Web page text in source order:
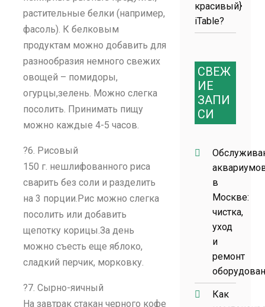
растительные белки (например,
фасоль). К белковым
продуктам можно добавить для
разнообразия немного свежих
овощей – помидоры,
огурцы,зелень. Можно слегка
посолить. Принимать пищу
можно каждые 4-5 часов.
?6. Рисовый
150 г. нешлифованного риса
сварить без соли и разделить
на 3 порции.Рис можно слегка
посолить или добавить
щепотку корицы.За день
можно съесть еще яблоко,
сладкий перчик, морковку.
?7. Сырно-яичный
На завтрак стакан черного кофе
красивый}
iTable?
СВЕЖ
ИЕ
ЗАПИ
СИ
в
Москве:
чистка,
уход
и
ремонт
Как